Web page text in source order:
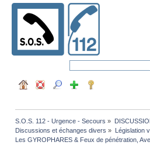
S.O.S. 112 - Urgence - Secours »
Discussions et échanges divers » Législation
Les GYROPHARES & Feux de pénétration,